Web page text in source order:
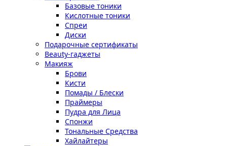
Базовые тоники
Кислотные тоники
Спреи
Диски
Подарочные сертификаты
Beauty-гаджеты
Макияж
Брови
Кисти
Помады / Блески
Праймеры
Пудра для Лица
Спонжи
Тональные Средства
Хайлайтеры